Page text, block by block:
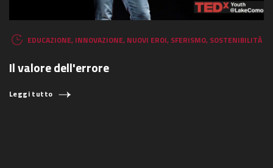
EDUCAZIONE, INNOVAZIONE, NUOVI EROI, SFERISMO, SOSTENIBILITÀ
Il valore dell'errore
Leggi tutto